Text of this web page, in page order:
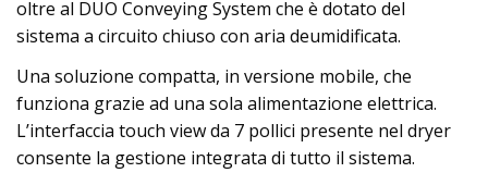
oltre al DUO Conveying System che è dotato del
sistema a circuito chiuso con aria deumidificata.
Una soluzione compatta, in versione mobile, che
funziona grazie ad una sola alimentazione elettrica.
L’interfaccia touch view da 7 pollici presente nel dryer
con­sente la gestione integrata di tutto il sistema.